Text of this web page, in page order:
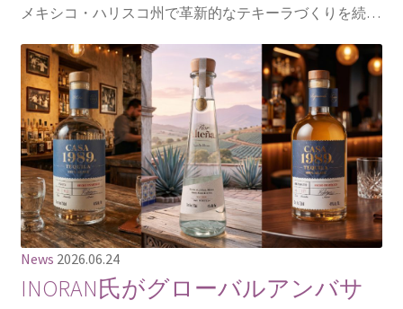
メキシコ・ハリスコ州で革新的なテキーラづくりを続…
News 2026.06.24
INORAN氏がグローバルアンバサ